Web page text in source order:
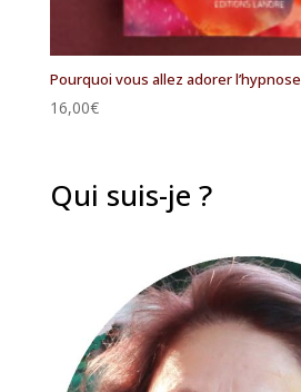
Pourquoi vous allez adorer l’hypnose
16,00€
Qui suis-je ?